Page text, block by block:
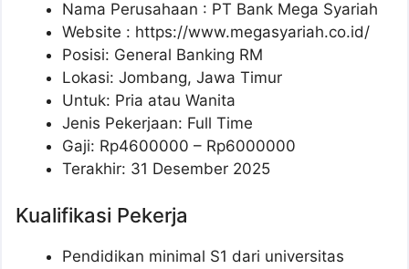
Nama Perusahaan : PT Bank Mega Syariah
Website : https://www.megasyariah.co.id/
Posisi: General Banking RM
Lokasi: Jombang, Jawa Timur
Untuk: Pria atau Wanita
Jenis Pekerjaan: Full Time
Gaji: Rp4600000 – Rp6000000
Terakhir: 31 Desember 2025
Kualifikasi Pekerja
Pendidikan minimal S1 dari universitas